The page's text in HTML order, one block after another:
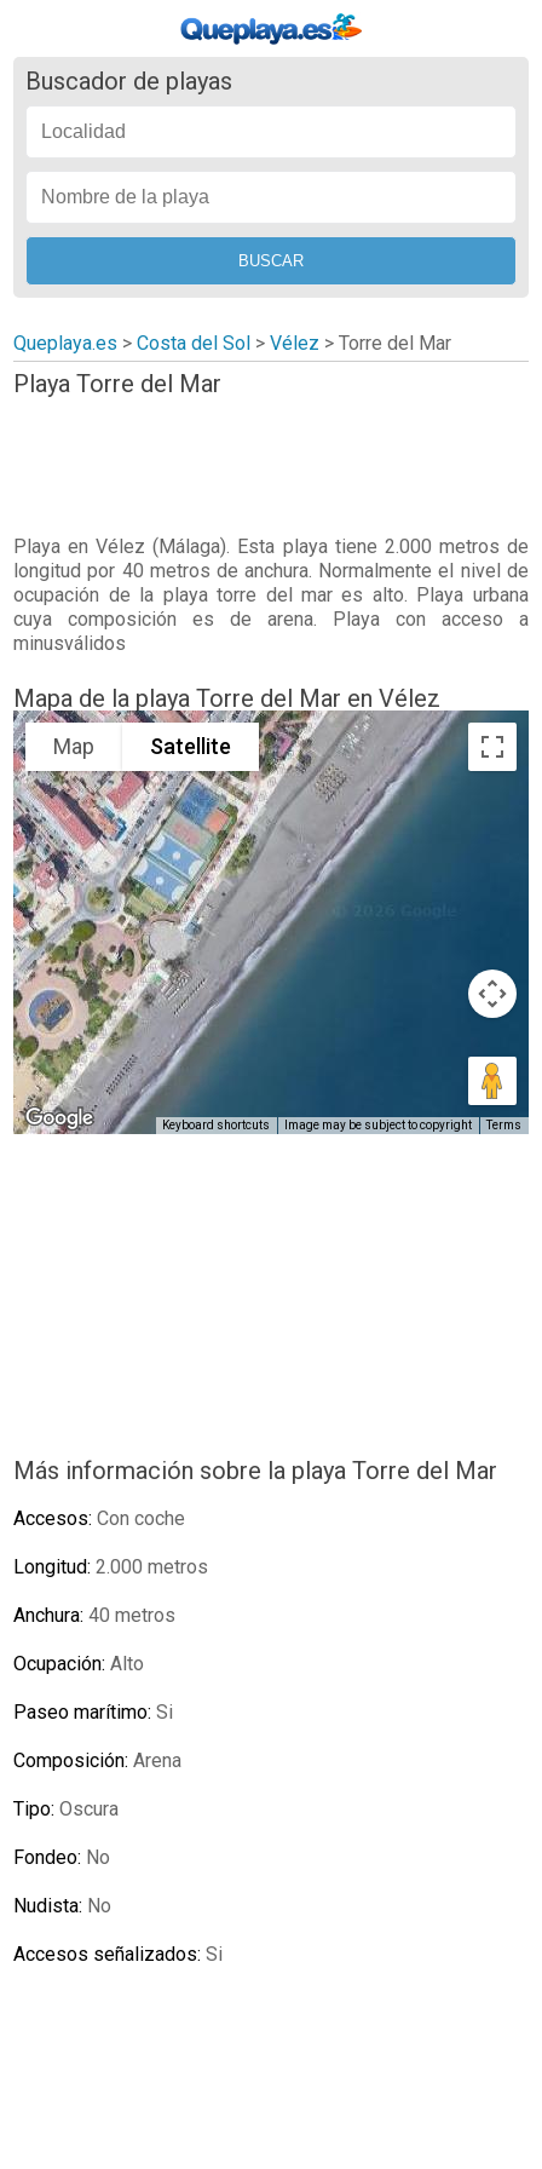
Buscador de playas
Queplaya.es >Costa del Sol >Vélez >Torre del Mar
Playa Torre del Mar
Playa enVélez (Málaga). Esta playa tiene 2.000 metros de
longitud por 40 metros de anchura. Normalmente el nivel de
ocupación de la playa torre del mar es alto. Playa urbana
cuya composición es de arena. Playa con acceso a
minusválidos
Mapa de la playa Torre del Mar en Vélez
Map Satellite
Keyboard shortcuts Image may be subject to copyright Terms
Más información sobre la playa Torre del Mar
Accesos:Con coche
Longitud:2.000 metros
Anchura:40 metros
Ocupación:Alto
Paseo marítimo:Si
Composición:Arena
Tipo:Oscura
Fondeo: No
Nudista: No
Accesos señalizados:Si